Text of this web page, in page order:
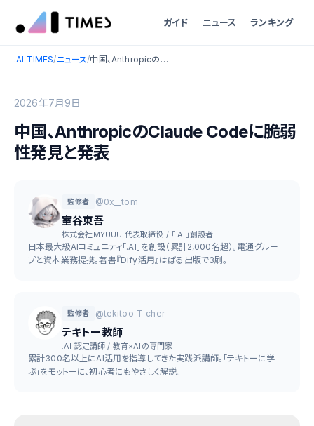
ガイド ニュース ランキング
.AI TIMES/ニュース/ 中国、AnthropicのClaude Codeに脆弱性発見と発表
2026年7月9日
中国、AnthropicのClaude Codeに脆弱
性発見と発表
監修者 @0x__tom
室谷東吾
株式会社MYUUU 代表取締役 / 「.AI」創設者
日本最大級AIコミュニティ「.AI」を創設（累計2,000名超）。電通グルー
プと資本業務提携。著書『Dify活用』はぱる出版で3刷。
監修者 @tekitoo_T_cher
テキトー教師
.AI 認定講師 / 教育×AIの専門家
累計300名以上にAI活用を指導してきた実践派講師。「テキトーに学
ぶ」をモットーに、初心者にもやさしく解説。